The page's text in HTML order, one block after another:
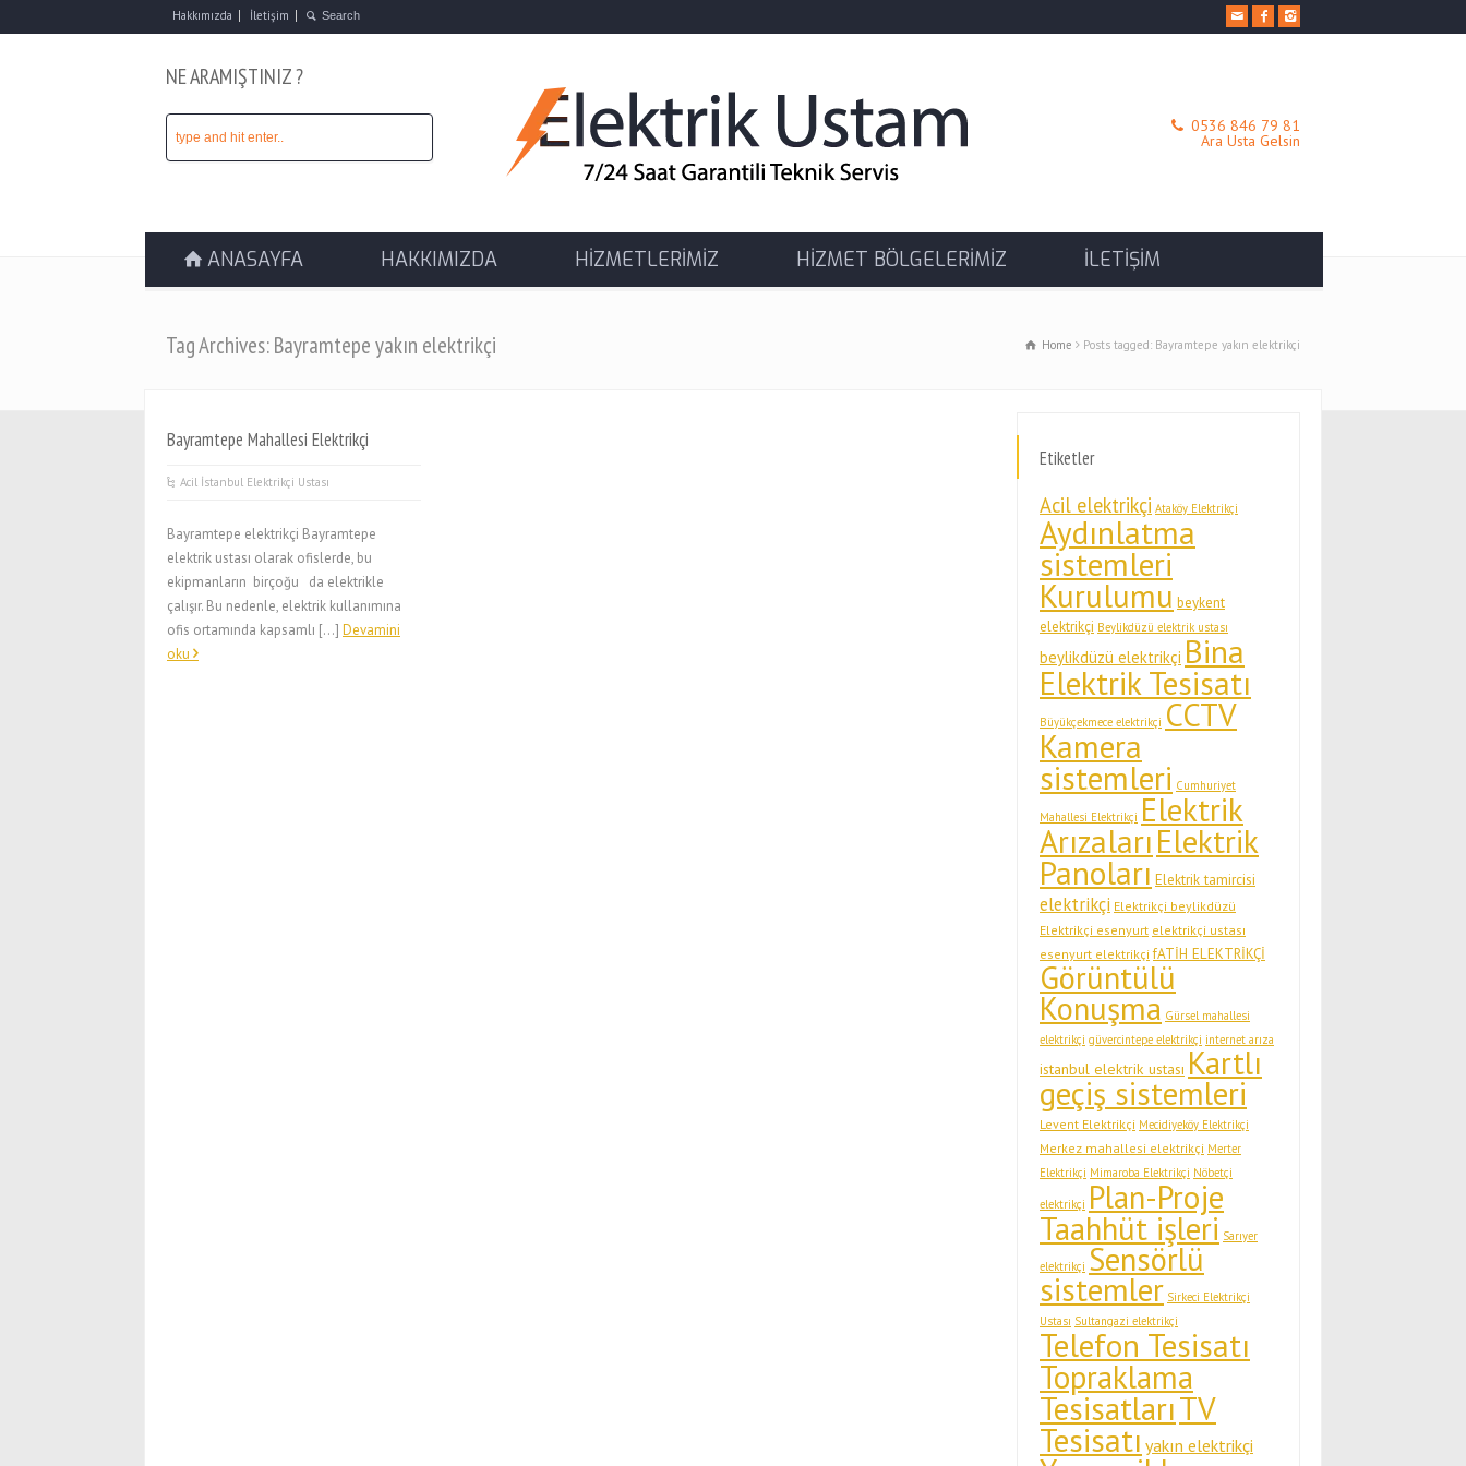
Hakkımızda İletişim
NE ARAMIŞTINIZ ?
0536 846 79 81
Ara Usta Gelsin
ANASAYFA HAKKIMIZDA HİZMETLERİMİZ HİZMET BÖLGELERİMİZ İLETİŞİM
Tag Archives: Bayramtepe yakın elektrikçi Home Posts tagged: Bayramtepe yakın elektrikçi
Bayramtepe Mahallesi Elektrikçi
Acil İstanbul Elektrikçi Ustası
Bayramtepe elektrikçi Bayramtepe
elektrik ustası olarak ofislerde, bu
ekipmanların birçoğu da elektrikle
çalışır. Bu nedenle, elektrik kullanımına
ofis ortamında kapsamlı […] Devamini
oku
Etiketler
Acil elektrikçi Ataköy Elektrikçi
Aydınlatma
sistemleri
Kurulumu beykent
elektrikçi Beylikdüzü elektrik ustası
beylikdüzü elektrikçi Bina
Elektrik Tesisatı
Büyükçekmece elektrikçi CCTV
Kamera
sistemleri Cumhuriyet
Mahallesi Elektrikçi Elektrik
ArızalarıElektrik
Panoları Elektrik tamircisi
elektrikçi Elektrikçi beylikdüzü
Elektrikçi esenyurt elektrikçi ustası
esenyurt elektrikçi fATİH ELEKTRİKÇİ
Görüntülü
Konuşma Gürsel mahallesi
elektrikçi güvercintepe elektrikçi internet arıza
istanbul elektrik ustası Kartlı
geçiş sistemleri
Levent Elektrikçi Mecidiyeköy Elektrikçi
Merkez mahallesi elektrikçi Merter
Elektrikçi Mimaroba Elektrikçi Nöbetçi
elektrikçi Plan-Proje
Taahhüt işleri Sarıyer
elektrikçi Sensörlü
sistemler Sirkeci Elektrikçi
Ustası Sultangazi elektrikçi
Telefon Tesisatı
Topraklama
TesisatlarıTV
Tesisatı yakın elektrikçi